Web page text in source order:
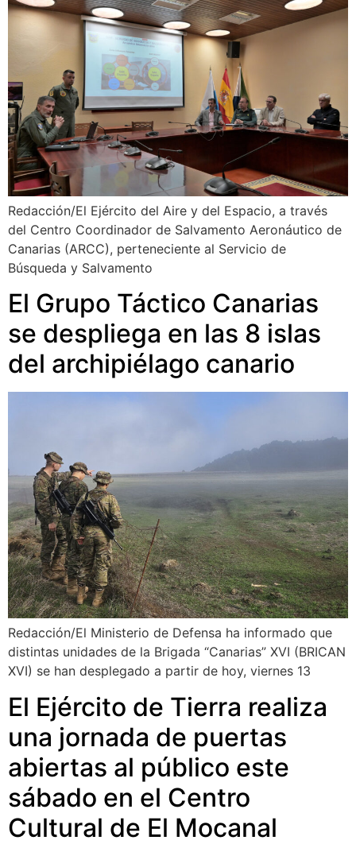
Redacción/El Ejército del Aire y del Espacio, a través
del Centro Coordinador de Salvamento Aeronáutico de
Canarias (ARCC), perteneciente al Servicio de
Búsqueda y Salvamento
El Grupo Táctico Canarias
se despliega en las 8 islas
del archipiélago canario
Redacción/El Ministerio de Defensa ha informado que
distintas unidades de la Brigada “Canarias” XVI (BRICAN
XVI) se han desplegado a partir de hoy, viernes 13
El Ejército de Tierra realiza
una jornada de puertas
abiertas al público este
sábado en el Centro
Cultural de El Mocanal